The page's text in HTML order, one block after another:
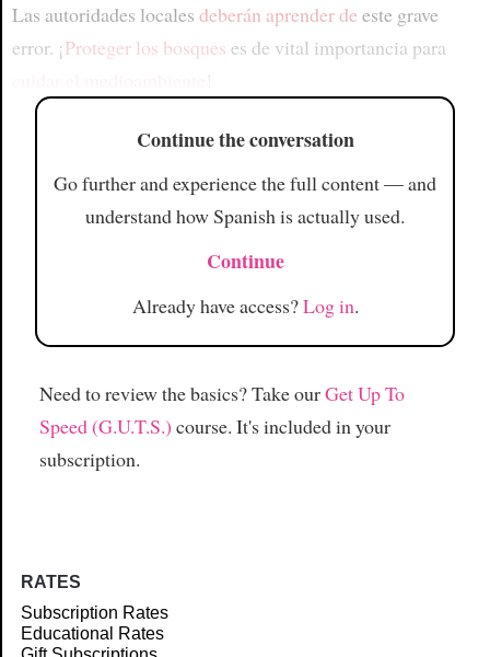
Las autoridades locales deberán aprender de este grave
error. ¡Proteger los bosques es de vital importancia para
Continue the conversation
Go further and experience the full content — and
understand how Spanish is actually used.
Continue
Already have access?Log in.
Need to review the basics? Take ourGet Up To
Speed (G.U.T.S.) course. It's included in your
subscription.
RATES
Subscription Rates
Educational Rates